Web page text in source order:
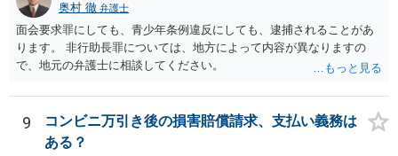
奥村 徹 弁護士
面会要求罪にしても、青少年条例違反にしても、逮捕されることがあ
ります。 非行助長罪については、地方によって内容が異なりますの
で、地元の弁護士に相談してください。
9
コンビニ万引き後の損害賠償請求、支払い義務は
ある？